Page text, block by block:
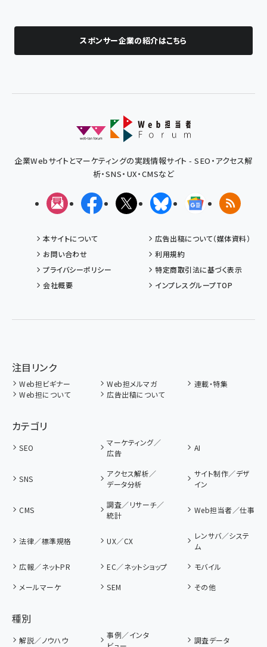
スポンサー企業の紹介はこちら
企業Webサイトとマーケティングの実践情報サイト - SEO・アクセス解
析・SNS・UX・CMSなど
メルマガFacebookX(エックス)BlueskyGoogleニュ
RSS
本サイトについて
広告出稿について（媒体資料）
お問い合わせ
利用規約
プライバシーポリシー
特定商取引法に基づく表示
会社概要
インプレスグループTOP
注目リンク
Web担ビギナー Web担メルマガ
連載・特集
Web担について
広告出稿について
カテゴリ
SEO
マーケティング／
広告
AI
SNS
アクセス解析／
データ分析
サイト制作／デザ
イン
CMS
調査／リサーチ／
統計
Web担当者／仕事
法律／標準規格 UX／CX
レンサバ／システ
ム
広報／ネットPR
EC／ネットショップ
モバイル
メールマーケ
SEM その他
種別
解説／ノウハウ
事例／インタ
調査データ